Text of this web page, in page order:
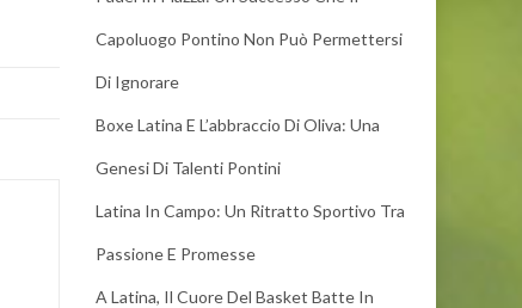
Capoluogo Pontino Non Può Permettersi
Di Ignorare
Boxe Latina E L’abbraccio Di Oliva: Una
Genesi Di Talenti Pontini
Latina In Campo: Un Ritratto Sportivo Tra
Passione E Promesse
A Latina, Il Cuore Del Basket Batte In